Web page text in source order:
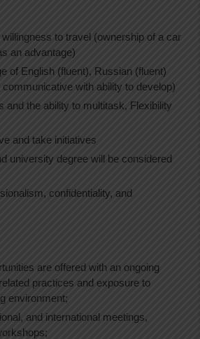
to travel (ownership of a car
an advantage)
of English (fluent), Russian (fluent)
with ability to develop)
and the ability to multitask, Flexibility
and take initiatives
university degree will be considered
confidentiality, and
are offered with an ongoing
practices and exposure to
environment;
and international meetings,